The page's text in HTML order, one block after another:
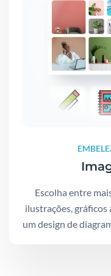
Escolha entre
ilustrações, gráficos
um design de